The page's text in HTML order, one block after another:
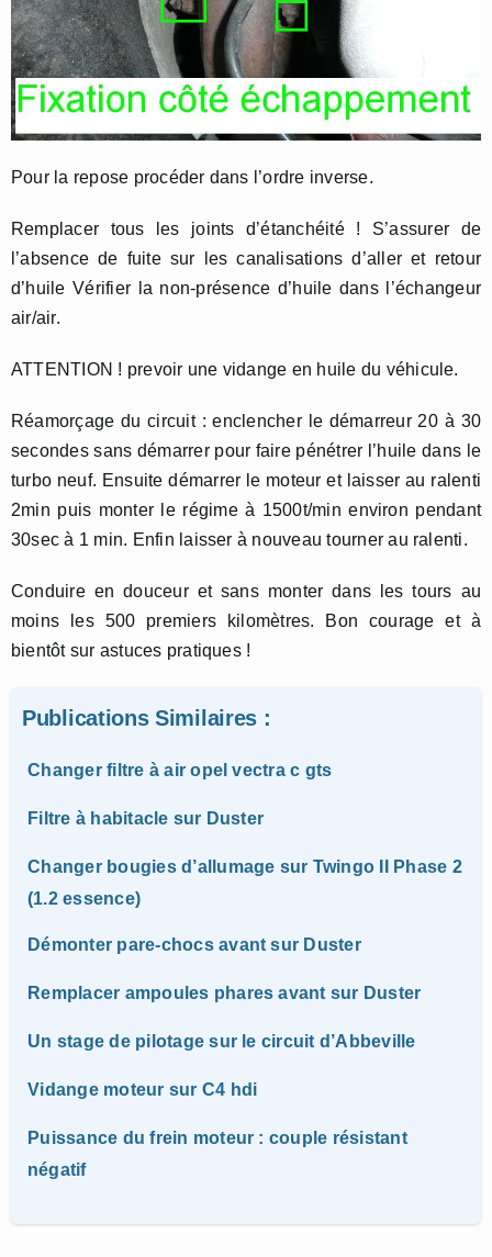
Pour la repose procéder dans l’ordre inverse.
Remplacer tous les joints d’étanchéité ! S’assurer de
l’absence de fuite sur les canalisations d’aller et retour
d’huile Vérifier la non-présence d’huile dans l’échangeur
air/air.
ATTENTION ! prevoir une vidange en huile du véhicule.
Réamorçage du circuit : enclencher le démarreur 20 à 30
secondes sans démarrer pour faire pénétrer l’huile dans le
turbo neuf. Ensuite démarrer le moteur et laisser au ralenti
2min puis monter le régime à 1500t/min environ pendant
30sec à 1 min. Enfin laisser à nouveau tourner au ralenti.
Conduire en douceur et sans monter dans les tours au
moins les 500 premiers kilomètres. Bon courage et à
bientôt sur astuces pratiques !
Publications Similaires :
Changer filtre à air opel vectra c gts
Filtre à habitacle sur Duster
Changer bougies d’allumage sur Twingo II Phase 2
(1.2 essence)
Démonter pare-chocs avant sur Duster
Remplacer ampoules phares avant sur Duster
Un stage de pilotage sur le circuit d’Abbeville
Vidange moteur sur C4 hdi
Puissance du frein moteur : couple résistant
négatif